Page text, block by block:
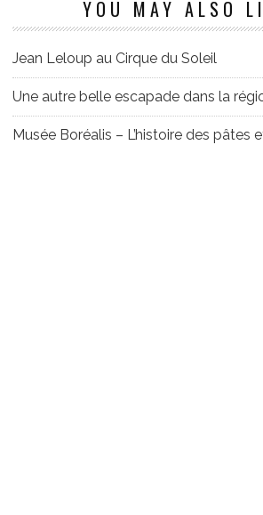
YOU MAY ALSO
Jean Leloup au Cirque du Soleil
Une autre belle escapade dans la
Musée Boréalis – L’histoire des pâtes